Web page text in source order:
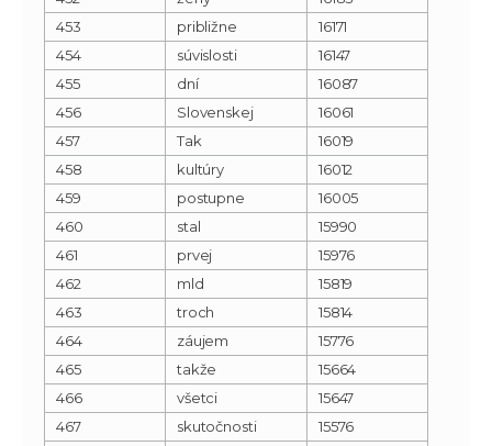
453
približne
16171
454
súvislosti
16147
455
dní
16087
456
Slovenskej
16061
457
Tak
16019
458
kultúry
16012
459
postupne
16005
460
stal
15990
461
prvej
15976
462
mld
15819
463
troch
15814
464
záujem
15776
465
takže
15664
466
všetci
15647
467
skutočnosti
15576